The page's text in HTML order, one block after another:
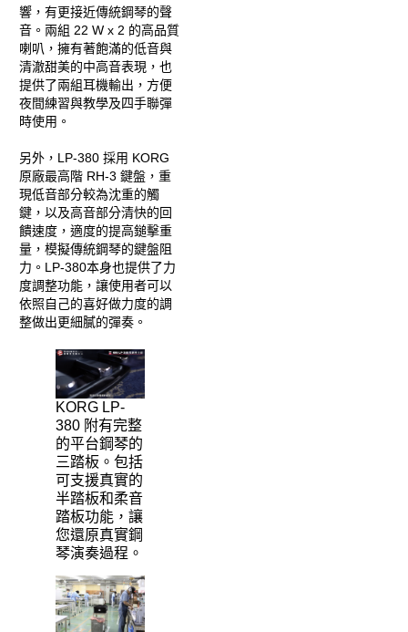
響，有更接近傳統鋼琴的聲
音。兩組 22 W x 2 的高品質
喇叭，擁有著飽滿的低音與
清澈甜美的中高音表現，也
提供了兩組耳機輸出，方便
夜間練習與教學及四手聯彈
時使用。
另外，LP-380 採用 KORG
原廠最高階 RH-3 鍵盤，重
現低音部分較為沈重的觸
鍵，以及高音部分清快的回
饋速度，適度的提高鎚擊重
量，模擬傳統鋼琴的鍵盤阻
力。LP-380本身也提供了力
度調整功能，讓使用者可以
依照自己的喜好做力度的調
整做出更細膩的彈奏。
KORG LP-
380 附有完整
的平台鋼琴的
三踏板。包括
可支援真實的
半踏板和柔音
踏板功能，讓
您還原真實鋼
琴演奏過程。